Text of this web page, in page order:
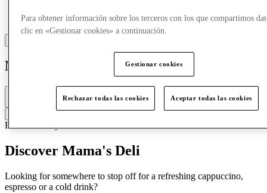
Mama's Deli
Restaurantes y cafeterías
Discover Mama's Deli
Looking for somewhere to stop off for a refreshing cappuccino,
espresso or a cold drink?
Para obtener información sobre los terceros con los que compartimos
clic en «Gestionar cookies» a continuación.
Gestionar cookies
Rechazar todas las cookies Aceptar todas las cookies